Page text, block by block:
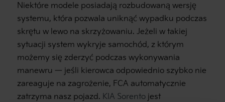
Niektóre modele posiadają rozbudowaną wersję
systemu, która pozwala uniknąć wypadku podczas
skrętu w lewo na skrzyżowaniu. Jeżeli w takiej
sytuacji system wykryje samochód, z którym
możemy się zderzyć podczas wykonywania
manewru — jeśli kierowca odpowiednio szybko nie
zareaguje na zagrożenie, FCA automatycznie
zatrzyma nasz pojazd. KIA Sorentojest